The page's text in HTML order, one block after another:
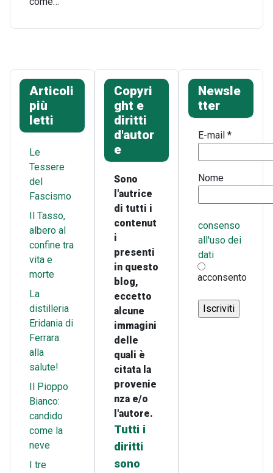
Articoli
più
letti
Le
Tessere
del
Fascismo
Il Tasso,
albero al
confine tra
vita e
morte
La
distilleria
Eridania di
Ferrara:
alla
salute!
Il Pioppo
Bianco:
candido
come la
neve
I tre
Copyri
ght e
diritti
d'autor
e
Sono
l'autrice
di tutti i
contenut
i
presenti
in questo
blog,
eccetto
alcune
immagini
delle
quali è
citata la
provenie
nza e/o
l'autore.
Tutti i
diritti
sono
Newsle
tter
E-mail*
Nome
consenso
all'uso dei
dati
acconsento